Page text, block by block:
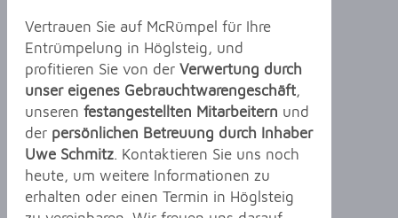
Vertrauen Sie auf McRümpel für Ihre
Entrümpelung in Höglsteig, und
profitieren Sie von der Verwertung durch
unser eigenes Gebrauchtwarengeschäft,
unseren festangestellten Mitarbeitern und
der persönlichen Betreuung durch Inhaber
Uwe Schmitz. Kontaktieren Sie uns noch
heute, um weitere Informationen zu
erhalten oder einen Termin in Höglsteig